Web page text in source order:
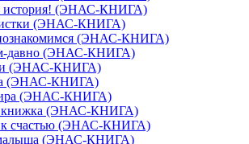
история! (ЭНАС-КНИГА)
(ЭНАС-КНИГА)
(ЭНАС-КНИГА)
давно (ЭНАС-КНИГА)
(ЭНАС-КНИГА)
(ЭНАС-КНИГА)
(ЭНАС-КНИГА)
книжка (ЭНАС-КНИГА)
к счастью (ЭНАС-КНИГА)
(ЭНАС-КНИГА)